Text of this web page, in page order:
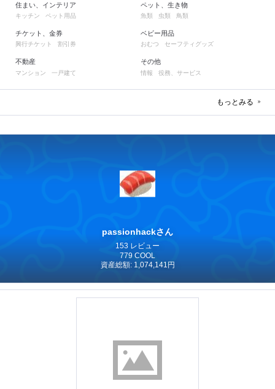
住まい、インテリア
キッチン ペット用品
チケット、金券
興行チケット 割引券
不動産
マンション 一戸建て
ペット、生き物
魚類 虫類 鳥類
ベビー用品
おむつ セーフティグッズ
その他
情報 役務、サービス
もっとみる
passionhackさん
153 レビュー
779 COOL
資産総額: 1,074,141円